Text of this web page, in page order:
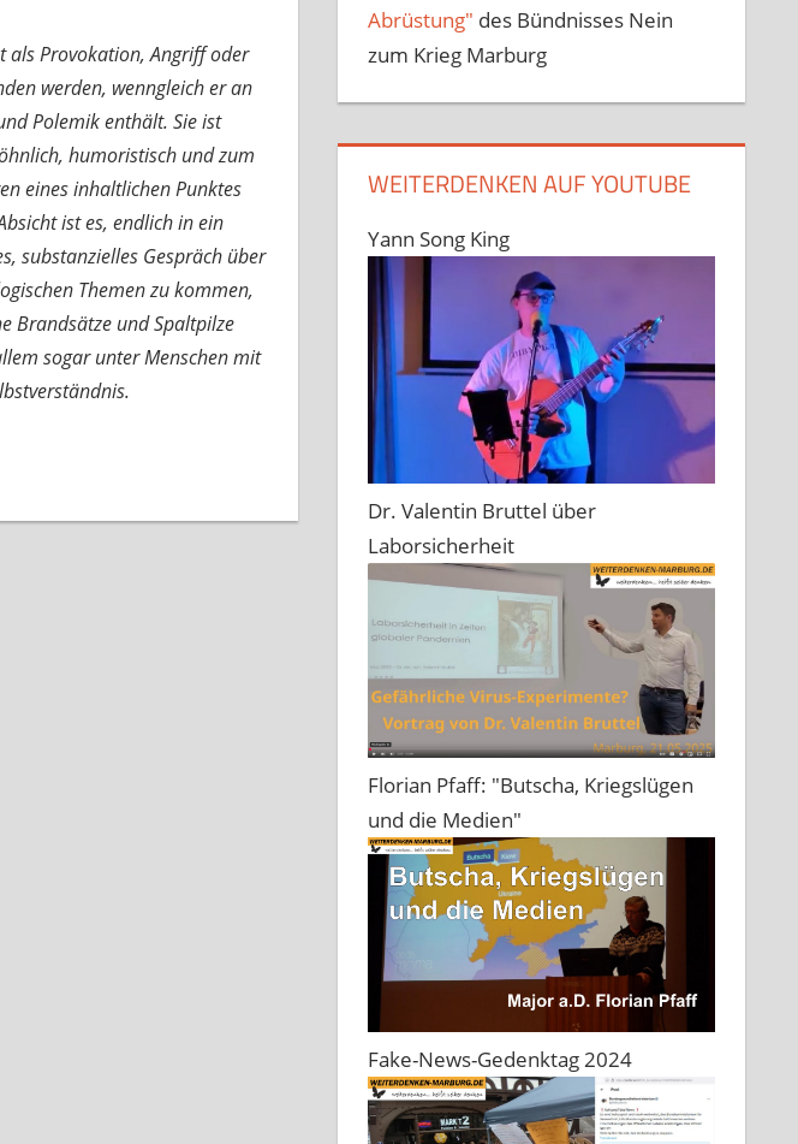
als Provokation, Angriff oder
werden, wenngleich er an
Polemik enthält. Sie ist
humoristisch und zum
eines inhaltlichen Punktes
ist es, endlich in ein
substanzielles Gespräch über
Themen zu kommen,
Brandsätze und Spaltpilze
sogar unter Menschen mit
Abrüstung" des Bündnisses Nein
zum Krieg Marburg
WEITERDENKEN AUF YOUTUBE
Yann Song King
Dr. Valentin Bruttel über
Laborsicherheit
Florian Pfaff: "Butscha, Kriegslügen
und die Medien"
Fake-News-Gedenktag 2024